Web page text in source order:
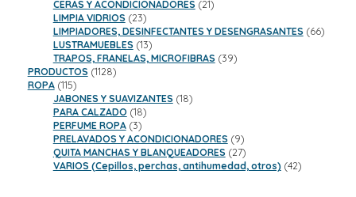
productos
CERAS Y ACONDICIONADORES 2121
LIMPIA VIDRIOS 2323
productos
LIMPIADORES, DESINFECTANTES Y DESENGRASANTES 6666
LUSTRAMUEBLES 1313
productos
TRAPOS, FRANELAS, MICROFIBRAS 3939
PRODUCTOS 11281128
ROPA 115115
productos
JABONES Y SUAVIZANTES 1818
PARA CALZADO 1818
PERFUME ROPA 33
productos
PRELAVADOS Y ACONDICIONADORES 99
productos
QUITA MANCHAS Y BLANQUEADORES 2727
productos
VARIOS (Cepillos, perchas, antihumedad, otros) 4242